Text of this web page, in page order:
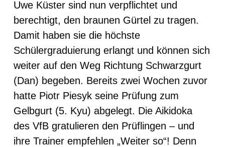
Uwe Küster sind nun verpflichtet und
berechtigt, den braunen Gürtel zu tragen.
Damit haben sie die höchste
Schülergraduierung erlangt und können sich
weiter auf den Weg Richtung Schwarzgurt
(Dan) begeben. Bereits zwei Wochen zuvor
hatte Piotr Piesyk seine Prüfung zum
Gelbgurt (5. Kyu) abgelegt. Die Aikidoka
des VfB gratulieren den Prüflingen – und
ihre Trainer empfehlen „Weiter so“! Denn